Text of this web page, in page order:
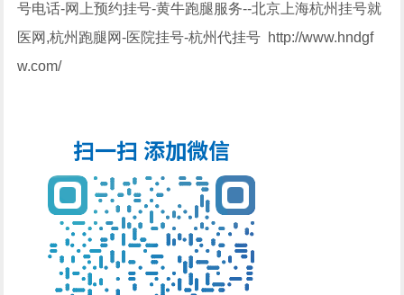
号电话-网上预约挂号-黄牛跑腿服务--北京上海杭州挂号就
医网,杭州跑腿网-医院挂号-杭州代挂号 http://www.hndgf
w.com/